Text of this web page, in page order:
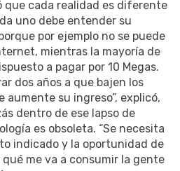
que cada realidad es diferente
uno debe entender su
por ejemplo no se puede
mientras la mayoría de
a pagar por 10 Megas.
dos años a que bajen los
aumente su ingreso”, explicó,
dentro de ese lapso de
es obsoleta. “Se necesita
indicado y la oportunidad de
me va a consumir la gente